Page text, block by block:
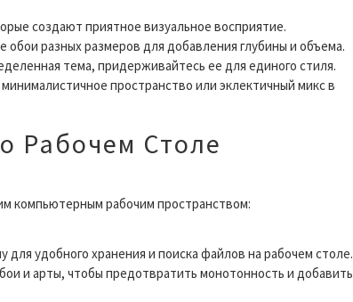
создают приятное визуальное восприятие.
обои разных размеров для добавления глубины и объема.
тема, придерживайтесь ее для единого стиля.
пространство или эклектичный микс в
Рабочем Столе
компьютерным рабочим пространством:
для удобного хранения и поиска файлов на рабочем столе.
и арты, чтобы предотвратить монотонность и добавить